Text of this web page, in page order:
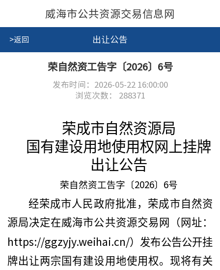
威海市公共资源交易信息网
出让公告
>返回
荣自然资工告字〔2026〕6号
发布时间：2026-05-22 16:00:00
浏览次数： 288371
荣成市自然资源局
国有建设用地使用权网上挂牌
出让公告
荣自然资工告字〔2026〕 6号
经荣成市人民政府批准，荣成市自然资
源局决定在威海市公共资源交易网（网址：
https://ggzyjy.weihai.cn/）发布公告公开挂
牌出让两宗国有建设用地使用权。现将有关